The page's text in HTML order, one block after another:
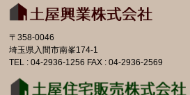
〒358-0046
埼玉県入間市南峯174-1
TEL : 04-2936-1256 FAX : 04-2936-2569